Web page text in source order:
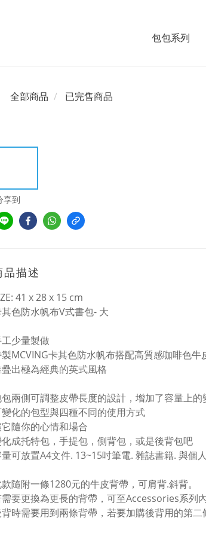
包包系列
全部商品 已完售商品
享到
品描述
41 x 28 x 15 cm
色防水帆布V式書包- 大
少量製做
MCVING卡其色防水帆布搭配高質感咖啡色牛
出極為經典的英式風格
兩側可調整皮帶長度的設計，增加了容量上
化的包型與四種不同的使用方式
隨你的心情和場合
成托特包，手提包，側背包，或是後背包吧
可放置A4文件. 13~15吋筆電. 雜誌書籍. 與個
隨附一條1280元的牛皮背帶，可肩背.斜背。
需要更換為更長的背帶，可至Accessories系列
時需要用到兩條背帶，若要加購後背用的第